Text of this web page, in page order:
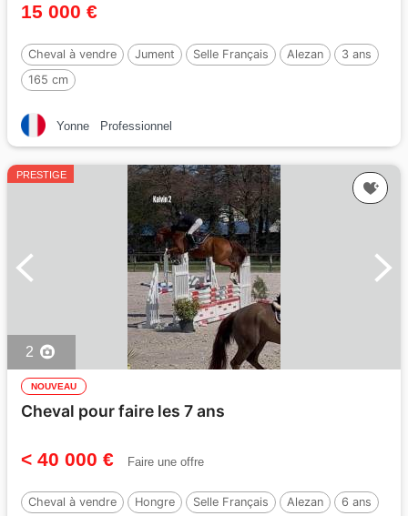
15 000 €
Cheval à vendre Jument Selle Français Alezan
3 ans
165 cm
Yonne Professionnel
PRESTIGE
2
NOUVEAU
Cheval pour faire les 7 ans
< 40 000 € Faire une offre
Cheval à vendre Hongre Selle Français Alezan
6 ans